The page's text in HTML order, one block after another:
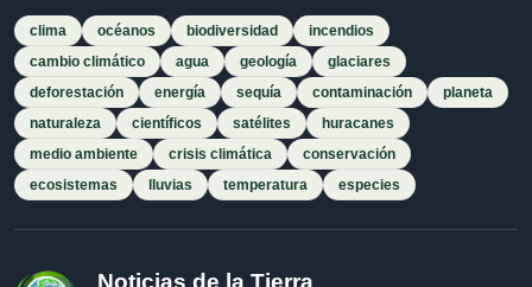
clima océanos biodiversidad
incendios
cambio climático
agua geología
glaciares
deforestación
energía sequía contaminación
planeta
naturaleza
científicos satélites
huracanes
medio ambiente
crisis climática
conservación
ecosistemas
lluvias temperatura especies